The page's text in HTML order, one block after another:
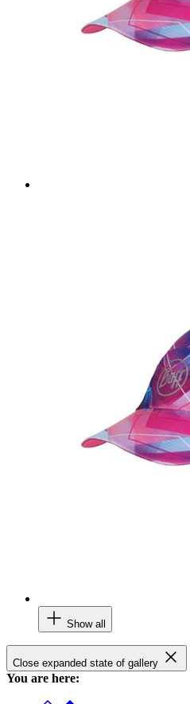
Show all
Close expanded state of gallery
You are here: